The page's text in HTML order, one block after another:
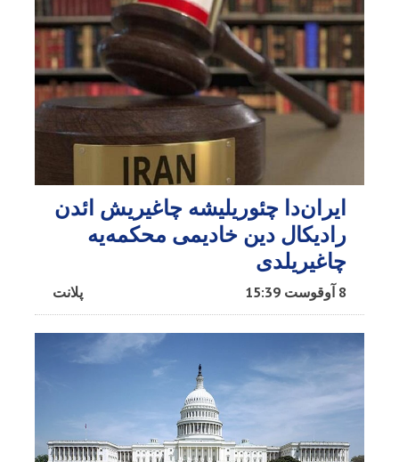
ایران‌دا چئوریلیشه چاغیریش ائد‌ن
رادیکال دین خادیمی محکمه‌یه
چاغیریلدی
پلانت 8 آوقوست 15:39